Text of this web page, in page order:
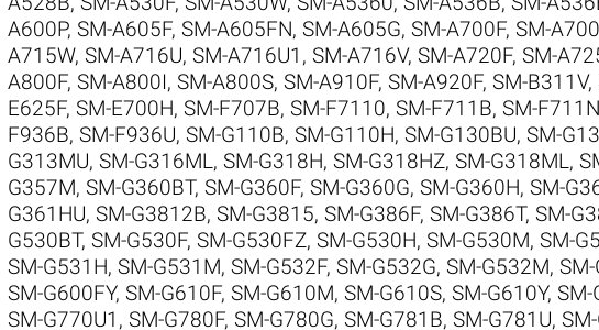
A600P, SM-A605F, SM-A605FN, SM-A605G, SM-A700F, SM-
A715W, SM-A716U, SM-A716U1 , SM-A716V, SM-A720F, SM-
A800F, SM-A800I, SM-A800S, SM-A910F, SM-A920F, SM-B311V,
E625F, SM-E700H, SM-F707B, SM-F7110, SM-F711B, SM-F711N
F936B, SM-F936U, SM-G110B, SM-G110H, SM-G130BU, SM-
G313MU, SM-G316ML, SM-G318H, SM-G318HZ, SM-G318ML,
G357M, SM-G360BT, SM-G360F, SM-G360G, SM-G360H, SM-
G361HU, SM-G3812B, SM-G3815, SM-G386F, SM-G386T, SM-
G530BT, SM-G530F, SM-G530FZ, SM-G530H, SM-G530M, SM-
SM-G531H, SM-G531M, SM-G532F, SM-G532G, SM-G532M,
SM-G600FY, SM-G610F, SM-G610M, SM-G610S, SM-G610Y, SM-
SM-G770U1 , SM-G780F, SM-G780G, SM-G781B, SM-G781U,